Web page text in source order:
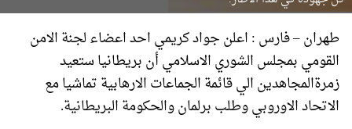
طهران – فارس : اعلن جواد كريمي احد اعضاء لجنة الامن
القومي بمجلس الشوري الاسلامي أن بريطانيا ستعيد
زمرةالمجاهدين الي قائمة الجماعات الارهابية تماشيا مع
الاتحاد الاوروبي وطلب برلمان والحكومة البريطانية.